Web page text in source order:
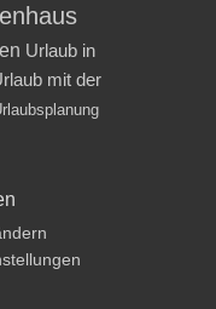
Urlaub in
mit der